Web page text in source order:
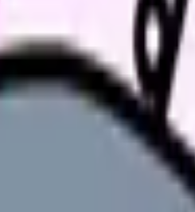
機関・勤務先・各サービス公